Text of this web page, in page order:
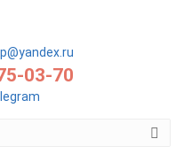
875-03-70